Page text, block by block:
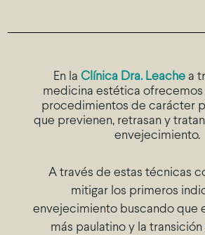
En laClínica Dra. Leache a
medicina estética ofrecemos
procedimientos de carácter
que previenen, retrasan y
envejecimiento.
A través de estas técnicas
mitigar los primeros
envejecimiento buscando que
más paulatino y la transición